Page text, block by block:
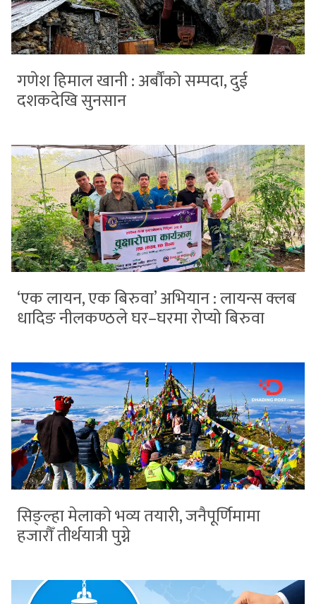
गणेश हिमाल खानी : अर्बौंको सम्पदा, दुई
दशकदेखि सुनसान
‘एक लायन, एक बिरुवा’ अभियान : लायन्स क्लब
धादिङ नीलकण्ठले घर–घरमा रोप्यो बिरुवा
सिङ्ल्हा मेलाको भव्य तयारी, जनैपूर्णिमामा
हजारौँ तीर्थयात्री पुग्ने